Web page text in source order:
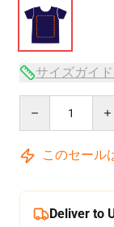
サイズガイ
このセール
Deliver to